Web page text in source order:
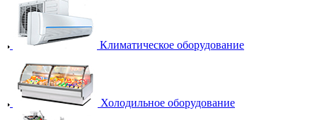
Климатическое оборудование
Холодильное оборудование